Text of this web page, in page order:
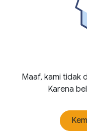
Maaf, kami tidak
Karena